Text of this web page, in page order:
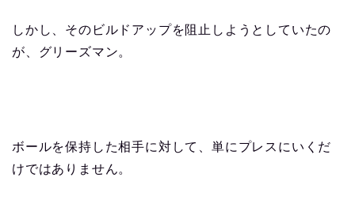
しかし、そのビルドアップを阻止しようとしていたの
が、グリーズマン。
ボールを保持した相手に対して、単にプレスにいくだ
けではありません。